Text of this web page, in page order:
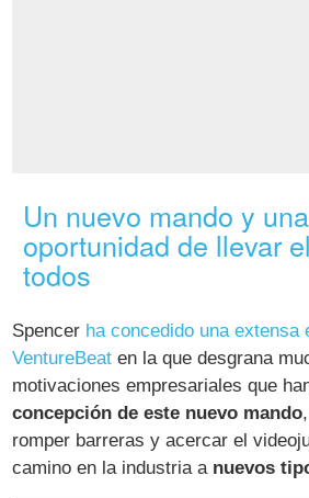
Un nuevo mando y
oportunidad de llevar
todos
Spencer ha concedido una extensa
VentureBeat en la que desgrana
motivaciones empresariales que
concepción de este nuevo mando
romper barreras y acercar el
camino en la industria a nuevos